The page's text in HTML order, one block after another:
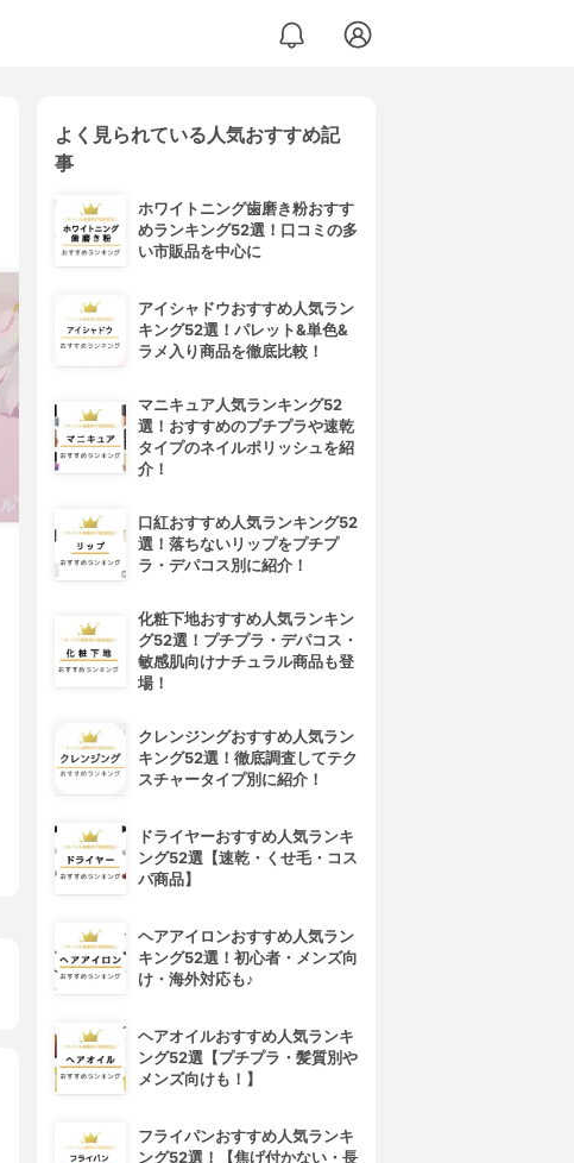
よく見られている人気おすすめ記
事
ホワイトニング歯磨き粉おすす
めランキング52選！口コミの多
い市販品を中心に
アイシャドウおすすめ人気ラン
キング52選！パレット&単色&
ラメ入り商品を徹底比較！
マニキュア人気ランキング52
選！おすすめのプチプラや速乾
タイプのネイルポリッシュを紹
介！
口紅おすすめ人気ランキング52
選！落ちないリップをプチプ
ラ・デパコス別に紹介！
化粧下地おすすめ人気ランキン
グ52選！プチプラ・デパコス・
敏感肌向けナチュラル商品も登
場！
クレンジングおすすめ人気ラン
キング52選！徹底調査してテク
スチャータイプ別に紹介！
ドライヤーおすすめ人気ランキ
ング52選【速乾・くせ毛・コス
パ商品】
ヘアアイロンおすすめ人気ラン
キング52選！初心者・メンズ向
け・海外対応も♪
ヘアオイルおすすめ人気ランキ
ング52選【プチプラ・髪質別や
メンズ向けも！】
フライパンおすすめ人気ランキ
ング52選！【焦げ付かない・長